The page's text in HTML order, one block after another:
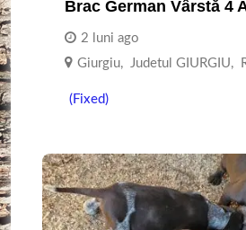
Brac German Vârstă 4
2 luni ago
Giurgiu, Judetul GIURGIU,
(Fixed)